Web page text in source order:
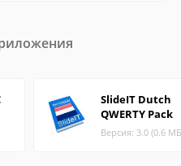
SlideIT Dutch
QWERTY Pack
Версия: 3.0 (0.6